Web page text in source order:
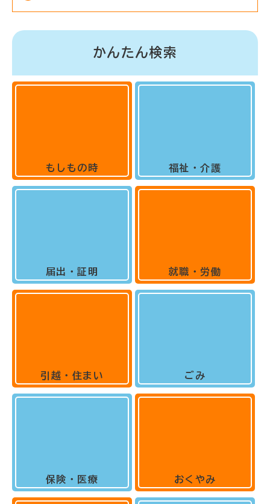
かんたん検索
もしもの時
届出・証明
引越・住まい
保険・医療
福祉・介護
就職・労働
ごみ
おくやみ